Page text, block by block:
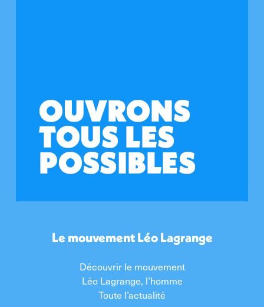
Le mouvement Léo Lagrange
Découvrir le mouvement
Léo Lagrange, l’homme
Toute l’actualité